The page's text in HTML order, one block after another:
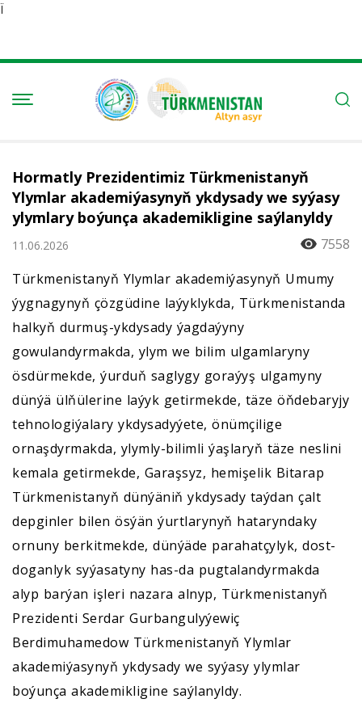
Ï
Hormatly Prezidentimiz Türkmenistanyň
Ylymlar akademiýasynyň ykdysady we syýasy
ylymlary boýunça akademikligine saýlanyldy
11.06.2026
7558
Türkmenistanyň Ylymlar akademiýasynyň Umumy
ýygnagynyň çözgüdine laýyklykda, Türkmenistanda
halkyň durmuş-ykdysady ýagdaýyny
gowulandyrmakda, ylym we bilim ulgamlaryny
ösdürmekde, ýurduň saglygy goraýyş ulgamyny
dünýä ülňülerine laýyk getirmekde, täze öňdebaryjy
tehnologiýalary ykdysadyýete, önümçilige
ornaşdyrmakda, ylymly-bilimli ýaşlaryň täze neslini
kemala getirmekde, Garaşsyz, hemişelik Bitarap
Türkmenistanyň dünýäniň ykdysady taýdan çalt
depginler bilen ösýän ýurtlarynyň hataryndaky
ornuny berkitmekde, dünýäde parahatçylyk, dost-
doganlyk syýasatyny has-da pugtalandyrmakda
alyp barýan işleri nazara alnyp, Türkmenistanyň
Prezidenti Serdar Gurbangulyýewiç
Berdimuhamedow Türkmenistanyň Ylymlar
akademiýasynyň ykdysady we syýasy ylymlar
boýunça akademikligine saýlanyldy.